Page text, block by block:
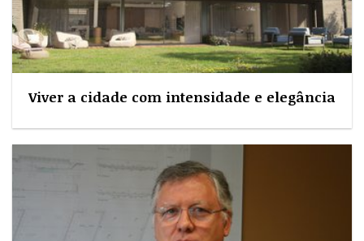
Viver a cidade com intensidade e elegância